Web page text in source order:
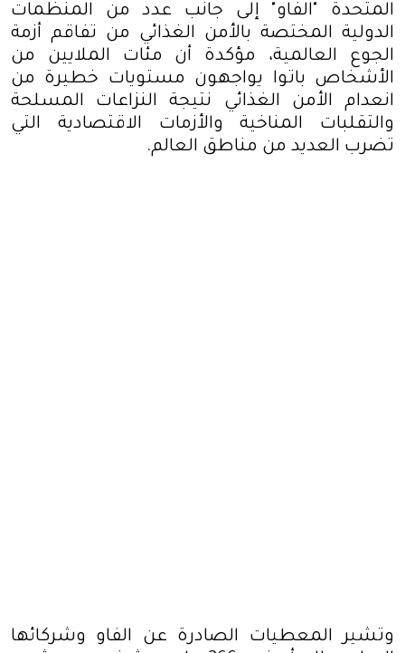
المتحدة "الفاو" إلى جانب عدد من المنظمات
الدولية المختصة بالأمن الغذائي من تفاقم أزمة
الجوع العالمية، مؤكدة أن مئات الملايين من
الأشخاص باتوا يواجهون مستويات خطيرة من
انعدام الأمن الغذائي نتيجة النزاعات المسلحة
والتقلبات المناخية والأزمات الاقتصادية التي
تضرب العديد من مناطق العالم.
وتشير المعطيات الصادرة عن الفاو وشركائها